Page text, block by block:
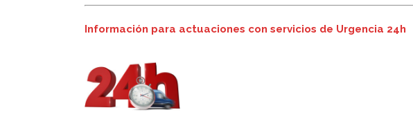
Información para actuaciones con servicios de Urgencia 24h